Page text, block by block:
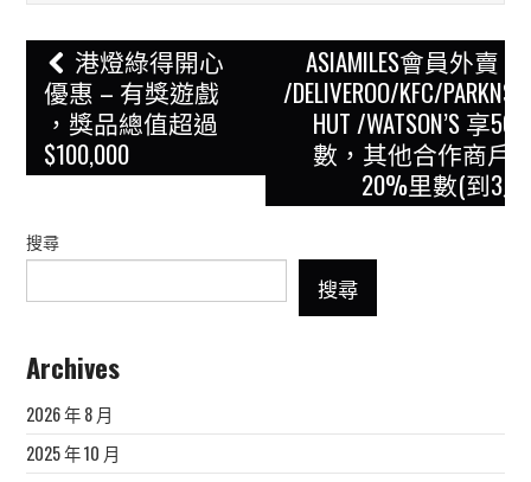
Post
navigation
港燈綠得開心
優惠 – 有獎遊戲
，獎品總值超過
$100,000
ASIAMILES會員外賣
/DELIVEROO/KFC/
HUT /WATSON’S 享
數，其他合作商戶
20%里數(到3
搜尋
搜尋
Archives
2026 年 8 月
2025 年 10 月